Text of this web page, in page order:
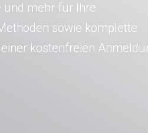
und mehr für Ihre
sowie komplette
kostenfreien